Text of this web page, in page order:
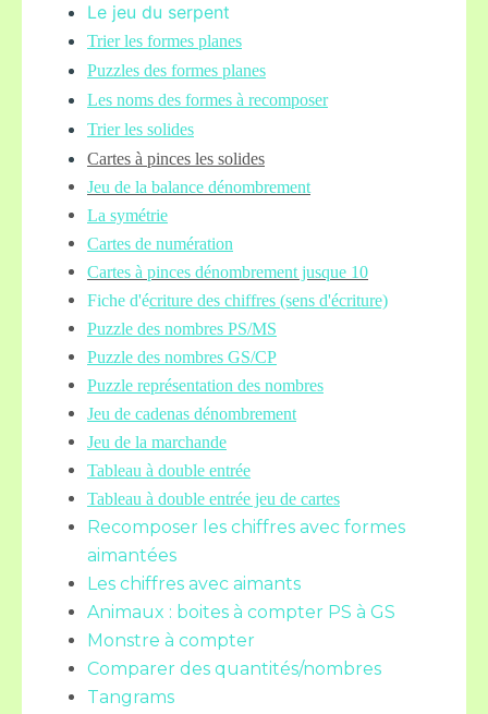
Le jeu du serpent
Trier les formes planes
Puzzles des formes planes
Les noms des formes à recomposer
Trier les solides
Cartes à pinces les solides
Jeu de la balance dénombrement
La symétrie
Cartes de numération
Cartes à pinces dénombrement jusque 10
Fiche d'écriture des chiffres (sens d'écriture)
Puzzle des nombres PS/MS
Puzzle des nombres GS/CP
Puzzle représentation des nombres
Jeu de cadenas dénombrement
Jeu de la marchande
Tableau à double entrée
Tableau à double entrée jeu de cartes
Recomposer les chiffres avec formes
aimantées
Les chiffres avec aimants
Animaux : boites à compter PS à GS
Monstre à compter
Comparer des quantités/nombres
Tangrams